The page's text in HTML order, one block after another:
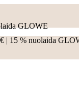
GLOWE
| 15 % nuolaida